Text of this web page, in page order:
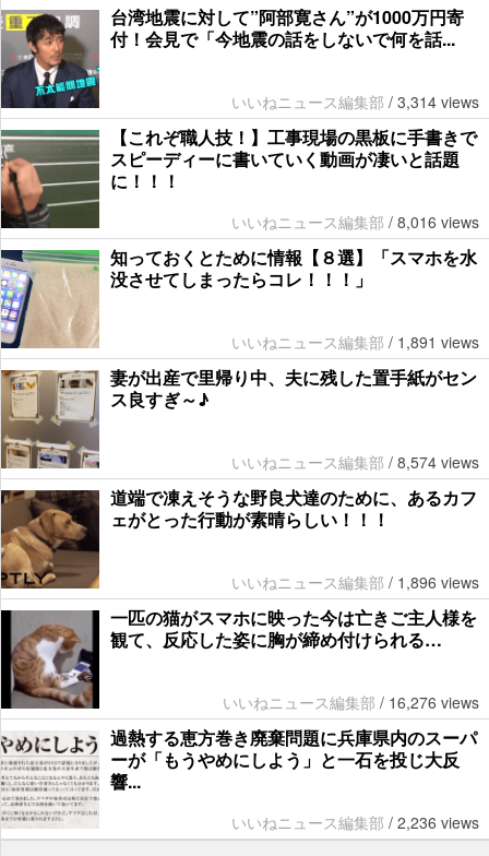
台湾地震に対して”阿部寛さん”が1000万円寄
付！会見で「今地震の話をしないで何を話...
いいねニュース編集部 / 3,314 views
【これぞ職人技！】工事現場の黒板に手書きで
スピーディーに書いていく動画が凄いと話題
に！！！
いいねニュース編集部 / 8,016 views
知っておくとために情報【８選】「スマホを水
没させてしまったらコレ！！！」
いいねニュース編集部 / 1,891 views
妻が出産で里帰り中、夫に残した置手紙がセン
ス良すぎ～♪
いいねニュース編集部 / 8,574 views
道端で凍えそうな野良犬達のために、あるカフ
ェがとった行動が素晴らしい！！！
いいねニュース編集部 / 1,896 views
一匹の猫がスマホに映った今は亡きご主人様を
観て、反応した姿に胸が締め付けられる…
いいねニュース編集部 / 16,276 views
過熱する恵方巻き廃棄問題に兵庫県内のスーパ
ーが「もうやめにしよう」と一石を投じ大反
響...
いいねニュース編集部 / 2,236 views